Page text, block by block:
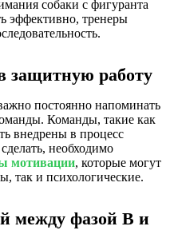
собаки с фигуранта
эффективно, тренеры
защитную работу
постоянно напоминать
Команды, такие как
внедрены в процесс
необходимо
мотивации, которые могут
так и психологические.
между фазой В и